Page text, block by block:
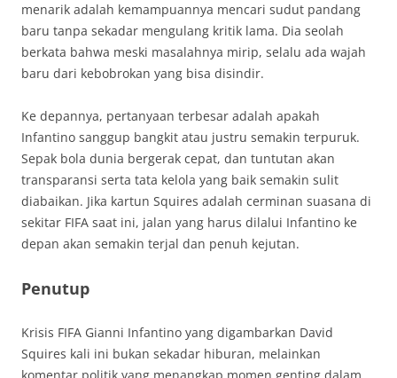
menarik adalah kemampuannya mencari sudut pandang
baru tanpa sekadar mengulang kritik lama. Dia seolah
berkata bahwa meski masalahnya mirip, selalu ada wajah
baru dari kebobrokan yang bisa disindir.
Ke depannya, pertanyaan terbesar adalah apakah
Infantino sanggup bangkit atau justru semakin terpuruk.
Sepak bola dunia bergerak cepat, dan tuntutan akan
transparansi serta tata kelola yang baik semakin sulit
diabaikan. Jika kartun Squires adalah cerminan suasana di
sekitar FIFA saat ini, jalan yang harus dilalui Infantino ke
depan akan semakin terjal dan penuh kejutan.
Penutup
Krisis FIFA Gianni Infantino yang digambarkan David
Squires kali ini bukan sekadar hiburan, melainkan